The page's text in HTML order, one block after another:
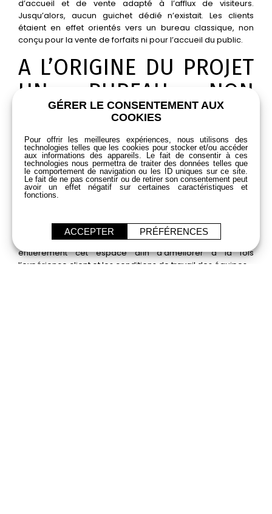
d’accueil et de vente adapté à l’afflux de visiteurs.
Jusqu’alors, aucun guichet dédié n’existait. Les clients
étaient en effet orientés vers un bureau classique, non
conçu pour la vente de forfaits ni pour l’accueil du public.
A L’ORIGINE DU PROJET
UN BUREAU NON
ADAPTÉ
La configuration du bureau engendrait plusieurs difficultés :
une posture de travail inconfortable pour les agents avec
une hauteur du plan de travail inadaptée où les clients
surplombaient les agents créant un déséquilibre, une
absence de sécurité, et un manque global de fluidité dans
au premier plan et les conditions de travail des agents
n’étaient pas optimum. La station souhaitait donc repenser
entièrement cet espace afin d’améliorer à la fois
l’expérience client et les conditions de travail des équipes.
GÉRER LE CONSENTEMENT AUX
COOKIES
Pour offrir les meilleures expériences, nous utilisons des
technologies telles que les cookies pour stocker et/ou accéder
aux informations des appareils. Le fait de consentir à ces
technologies nous permettra de traiter des données telles que
le comportement de navigation ou les ID uniques sur ce site.
Le fait de ne pas consentir ou de retirer son consentement peut
avoir un effet négatif sur certaines caractéristiques et
fonctions.
ACCEPTER PRÉFÉRENCES